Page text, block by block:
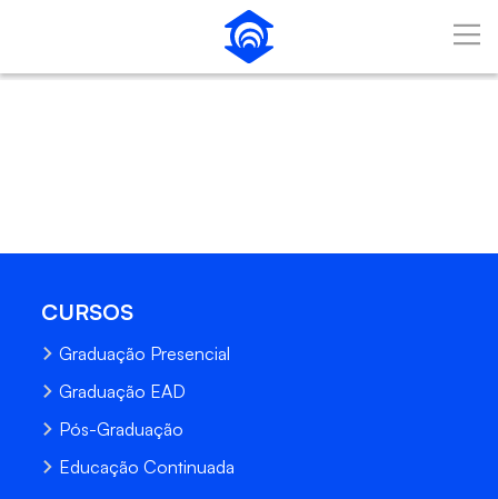
Pular para o Conteúdo principal
CURSOS
Graduação Presencial
Graduação EAD
Pós-Graduação
Educação Continuada